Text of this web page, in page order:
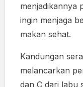
menjadikannya
ingin menjaga
makan sehat.
Kandungan
melancarkan
dan C dari labu